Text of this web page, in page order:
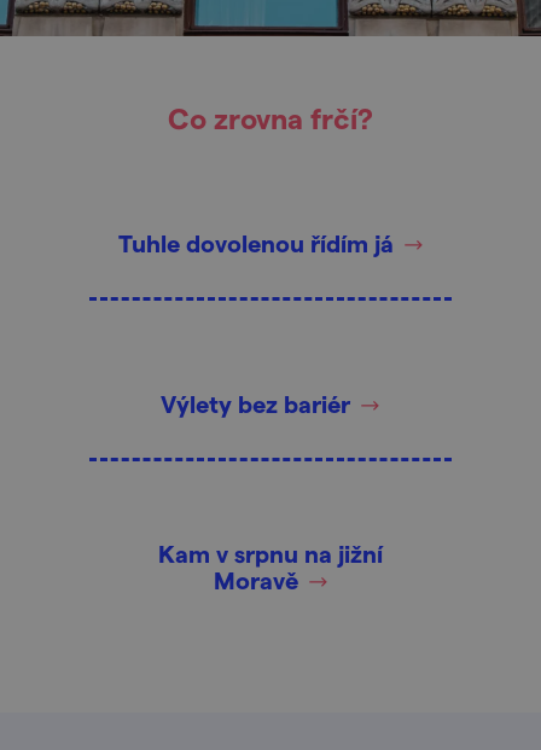
Co zrovna frčí?
Tuhle dovolenou řídím já
Výlety bez bariér
Kam v srpnu na jižní
Moravě